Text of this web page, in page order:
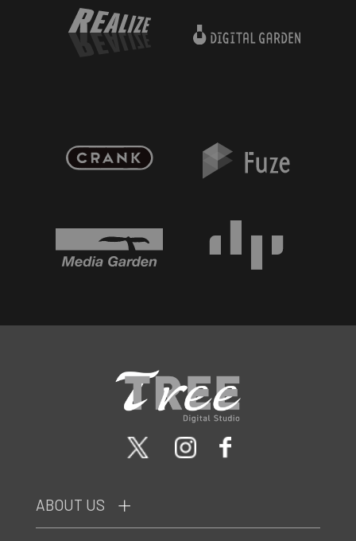
ABOUT US